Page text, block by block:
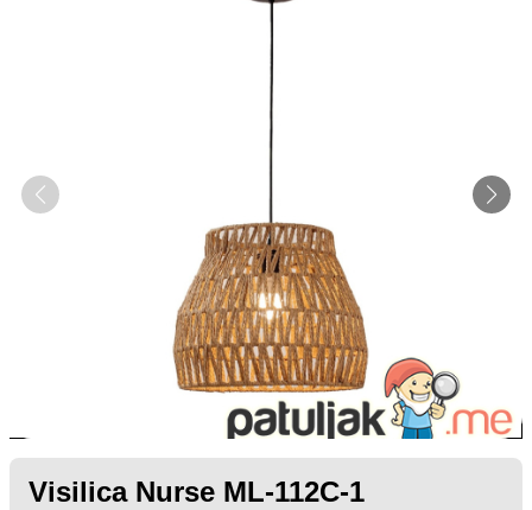
Visilica Nurse ML-112C-1